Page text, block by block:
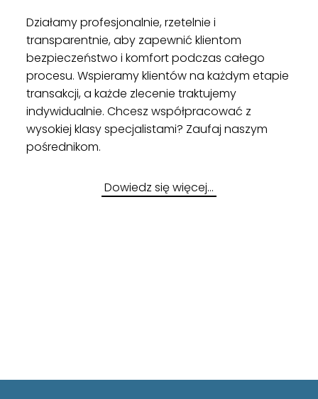
Działamy profesjonalnie, rzetelnie i
transparentnie, aby zapewnić klientom
bezpieczeństwo i komfort podczas całego
procesu. Wspieramy klientów na każdym etapie
transakcji, a każde zlecenie traktujemy
indywidualnie. Chcesz współpracować z
wysokiej klasy specjalistami? Zaufaj naszym
pośrednikom.
Dowiedz się więcej…